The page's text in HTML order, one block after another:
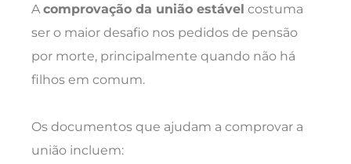
A comprovação da união estável costuma
ser o maior desafio nos pedidos de pensão
por morte, principalmente quando não há
filhos em comum.
Os documentos que ajudam a comprovar a
união incluem: